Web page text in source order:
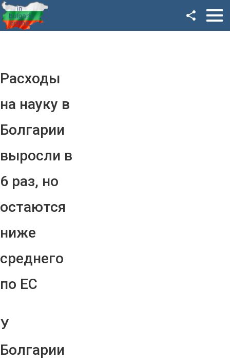
Расходы
на науку в
Болгарии
выросли в
6 раз, но
остаются
ниже
среднего
по ЕС
У
Болгарии